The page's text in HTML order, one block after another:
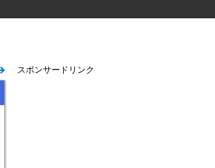
スポンサードリンク